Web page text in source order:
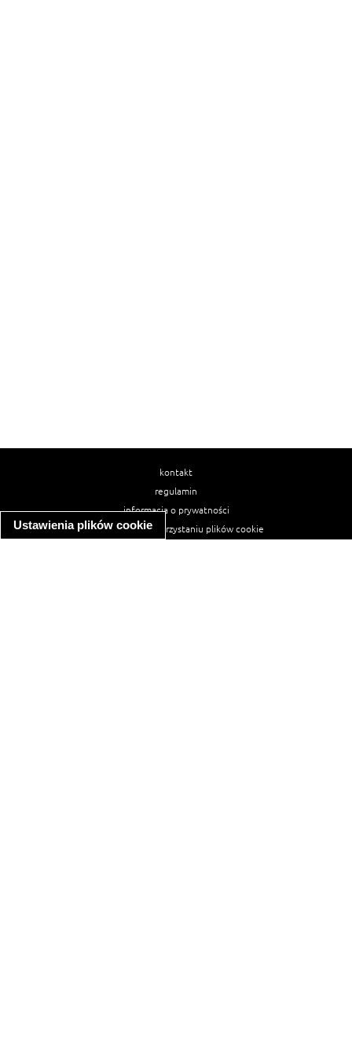
Ustawienia plików cookie
kontakt
regulamin
informacja o prywatności
informacja o wykorzystaniu plików cookie